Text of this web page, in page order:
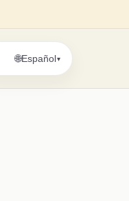
🌐Español▾